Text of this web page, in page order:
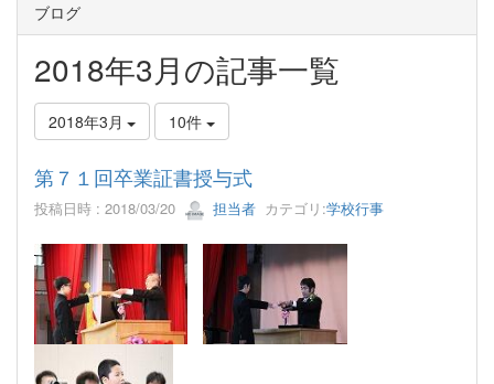
ブログ
2018年3月の記事一覧
2018年3月 10件
第７１回卒業証書授与式
投稿日時 : 2018/03/20 担当者 カテゴリ:学校行事